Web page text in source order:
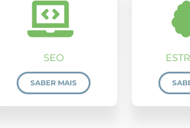
SEO
SABER MAIS